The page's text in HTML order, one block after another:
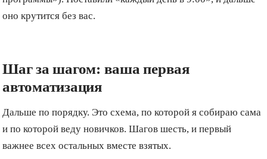
оно крутится без вас.
Шаг за шагом: ваша первая
автоматизация
Дальше по порядку. Это схема, по которой я собираю сама
и по которой веду новичков. Шагов шесть, и первый
важнее всех остальных вместе взятых.